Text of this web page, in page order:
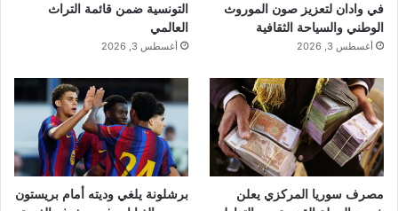
في وادان لتعزيز صون الموروث
الوطني والسياحة الثقافية
أغسطس 3, 2026
التونسية ضمن قائمة التراث
العالمي
أغسطس 3, 2026
مصرف سوريا المركزي يعلن
برشلونة يلغي وديته أمام بريستون